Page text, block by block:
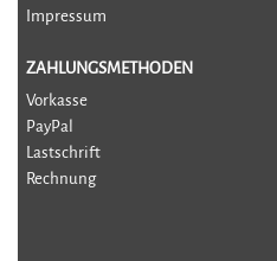
Impressum
ZAHLUNGSMETHODEN
Vorkasse
PayPal
Lastschrift
Rechnung